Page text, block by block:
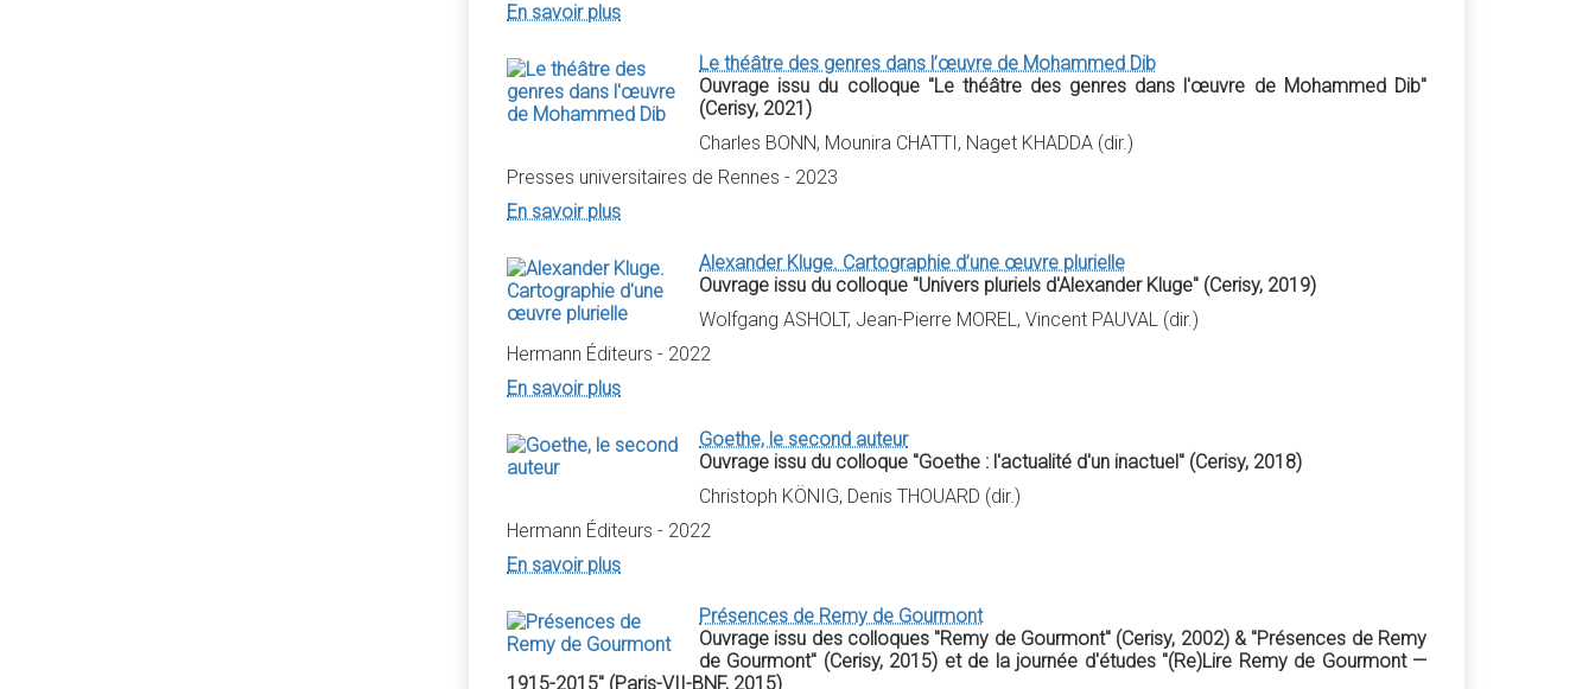
En savoir plus
Le théâtre des genres dans l’œuvre de Mohammed Dib
Ouvrage issu du colloque "Le théâtre des genres dans l'œuvre de Mohammed Dib"
(Cerisy, 2021)
Charles BONN, Mounira CHATTI, Naget KHADDA (dir.)
Presses universitaires de Rennes - 2023
En savoir plus
Alexander Kluge. Cartographie d’une œuvre plurielle
Ouvrage issu du colloque "Univers pluriels d'Alexander Kluge" (Cerisy, 2019)
Wolfgang ASHOLT, Jean-Pierre MOREL, Vincent PAUVAL (dir.)
Hermann Éditeurs - 2022
En savoir plus
Goethe, le second auteur
Ouvrage issu du colloque "Goethe : l'actualité d'un inactuel" (Cerisy, 2018)
Christoph KÖNIG, Denis THOUARD (dir.)
Hermann Éditeurs - 2022
En savoir plus
Présences de Remy de Gourmont
Ouvrage issu des colloques "Remy de Gourmont" (Cerisy, 2002) & "Présences de Remy
de Gourmont" (Cerisy, 2015) et de la journée d'études "(Re)Lire Remy de Gourmont —
1915-2015" (Paris-VII-BNF, 2015)